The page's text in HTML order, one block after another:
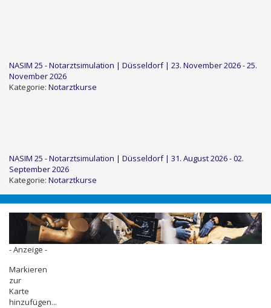
NASIM 25 - Notarztsimulation | Düsseldorf | 23. November 2026 - 25.
November 2026
Kategorie: Notarztkurse
NASIM 25 - Notarztsimulation | Düsseldorf | 31. August 2026 - 02.
September 2026
Kategorie: Notarztkurse
- Anzeige -
Markieren
zur
Karte
hinzufügen...